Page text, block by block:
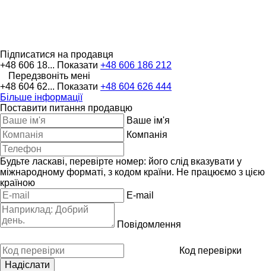
Підписатися на продавця
+48 606 18... Показати +48 606 186 212
Передзвоніть мені
+48 604 62... Показати +48 604 626 444
Більше інформації
Поставити питання продавцю
Ваше ім'я
Компанія
Будьте ласкаві, перевірте номер: його слід вказувати у
міжнародному форматі, з кодом країни. Не працюємо з цією
країною
E-mail
Повідомлення
Код перевірки